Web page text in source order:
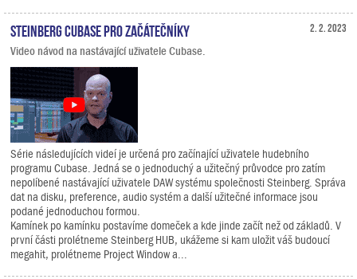
2. 2. 2023
Steinberg Cubase pro začátečníky
Video návod na nastávající uživatele Cubase.
Série následujících videí je určená pro začínající uživatele hudebního
programu Cubase. Jedná se o jednoduchý a užitečný průvodce pro zatím
nepolíbené nastávající uživatele DAW systému společnosti Steinberg. Správa
dat na disku, preference, audio systém a další užitečné informace jsou
podané jednoduchou formou.
Kamínek po kamínku postavíme domeček a kde jinde začít než od základů. V
první části prolétneme Steinberg HUB, ukážeme si kam uložit váš budoucí
megahit, prolétneme Project Window a...